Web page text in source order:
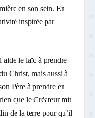
en son sein. En
inspirée par
aide le laïc à prendre
Christ, mais aussi à
Père à prendre en
que le Créateur mit
de la terre pour qu’il